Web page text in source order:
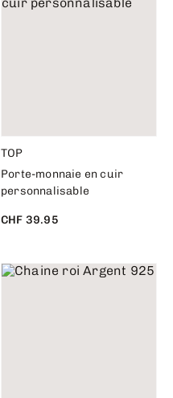
TOP
Porte-monnaie en cuir
personnalisable
CHF 39.95